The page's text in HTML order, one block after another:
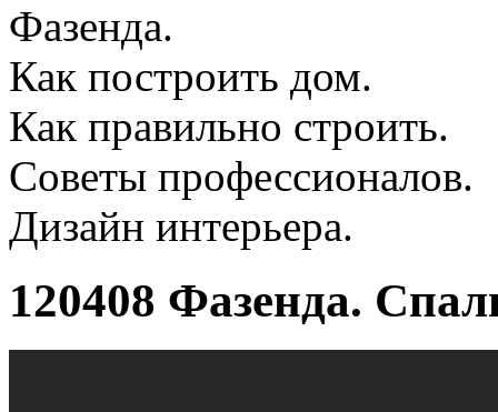
Фазенда.
Как построить дом.
Как правильно строить.
Советы профессионалов.
Дизайн интерьера.
120408 Фазенда.